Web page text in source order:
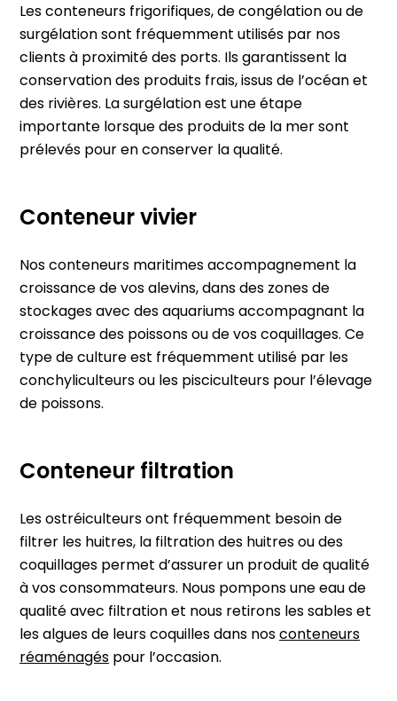
Les conteneurs frigorifiques, de congélation ou de
surgélation sont fréquemment utilisés par nos
clients à proximité des ports. Ils garantissent la
conservation des produits frais, issus de l’océan et
des rivières. La surgélation est une étape
importante lorsque des produits de la mer sont
prélevés pour en conserver la qualité.
Conteneur vivier
Nos conteneurs maritimes accompagnement la
croissance de vos alevins, dans des zones de
stockages avec des aquariums accompagnant la
croissance des poissons ou de vos coquillages. Ce
type de culture est fréquemment utilisé par les
conchyliculteurs ou les pisciculteurs pour l’élevage
de poissons.
Conteneur filtration
Les ostréiculteurs ont fréquemment besoin de
filtrer les huitres, la filtration des huitres ou des
coquillages permet d’assurer un produit de qualité
à vos consommateurs. Nous pompons une eau de
qualité avec filtration et nous retirons les sables et
les algues de leurs coquilles dans nosconteneurs
réaménagéspour l’occasion.